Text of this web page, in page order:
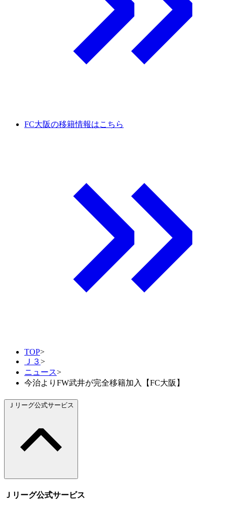
FC大阪の移籍情報はこちら
TOP>
Ｊ３>
ニュース>
今治よりFW武井が完全移籍加入【FC大阪】
Ｊリーグ公式サービス
Ｊリーグ公式サービス